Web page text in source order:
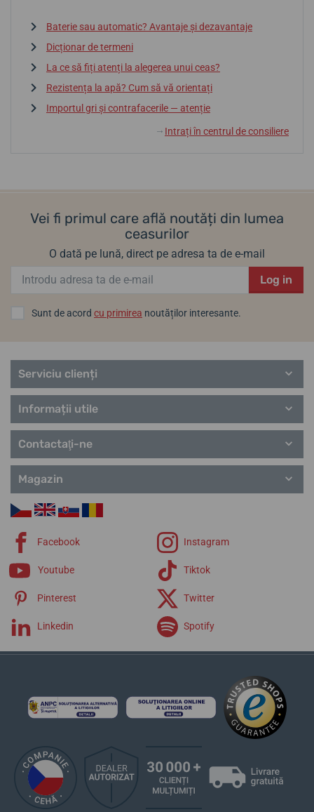
Baterie sau automatic? Avantaje și dezavantaje
Dicționar de termeni
La ce să fiți atenți la alegerea unui ceas?
Rezistența la apă? Cum să vă orientați
Importul gri și contrafacerile — atenție
↓ Intrați în centrul de consiliere
Vei fi primul care află noutăți din lumea
ceasurilor
O dată pe lună, direct pe adresa ta de e-mail
Log in
Sunt de acord cu primirea noutăților interesante.
Serviciu clienți
Informații utile
Contactaţi-ne
Magazin
Facebook Instagram
Youtube Tiktok
Pinterest Twitter
Linkedin Spotify